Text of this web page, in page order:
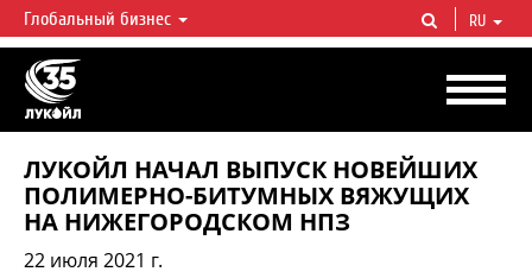
ЛУКОЙЛ СЕГОДНЯ
ЛУКОЙЛ — одна из крупнейших вертикально интегрированных
нефтегазовых компаний в мире, на долю которой приходится более 2%
мировой добычи нефти и около 1% доказанных запасов углеводородов.
Глобальный бизнес RU
ЛУКОЙЛ НАЧАЛ ВЫПУСК НОВЕЙШИХ
ПОЛИМЕРНО-БИТУМНЫХ ВЯЖУЩИХ
НА НИЖЕГОРОДСКОМ НПЗ
22 июля 2021 г.